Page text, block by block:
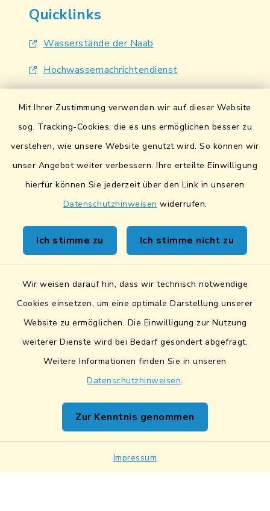
Mit Ihrer Zustimmung verwenden wir auf dieser Website
sog. Tracking-Cookies, die es uns ermöglichen besser zu
verstehen, wie unsere Website genutzt wird. So können wir
unser Angebot weiter verbessern. Ihre erteilte Einwilligung
hierfür können Sie jederzeit über den Link in unseren
Datenschutzhinweisen widerrufen.
Ich stimme zu Ich stimme nicht zu
Wir weisen darauf hin, dass wir technisch notwendige
Cookies einsetzen, um eine optimale Darstellung unserer
Website zu ermöglichen. Die Einwilligung zur Nutzung
weiterer Dienste wird bei Bedarf gesondert abgefragt.
Weitere Informationen finden Sie in unseren
Datenschutzhinweisen.
Zur Kenntnis genommen
Impressum
Quicklinks
Wasserstände der Naab
Hochwassernachrichtendienst
Lokales Bündnis für Familien
Fairtrade-Towns
Kontakt
Sicheres Kontaktformular
Sicherer Datentransfer
Datenschutz
Netiquette
Sitemap